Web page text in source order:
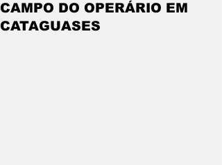
CAMPO DO OPERÁRIO EM
CATAGUASES